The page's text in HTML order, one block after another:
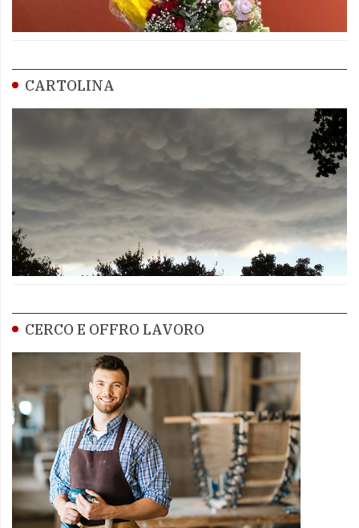
CARTOLINA
CERCO E OFFRO LAVORO